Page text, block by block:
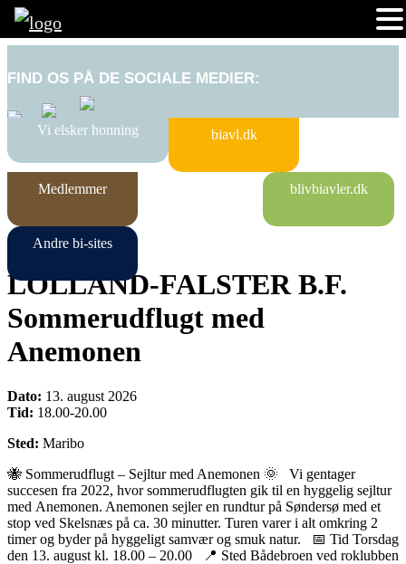
FIND OS PÅ DE SOCIALE MEDIER:
Vi elsker honning biavl.dk
Medlemmer blivbiavler.dk
Andre bi-sites
LOLLAND-FALSTER B.F.
Sommerudflugt med
Anemonen
Dato: 13. august 2026
Tid: 18.00-20.00
Sted: Maribo
🐝 Sommerudflugt – Sejltur med Anemonen 🌞 Vi gentager
succesen fra 2022, hvor sommerudflugten gik til en hyggelig sejltur
med Anemonen. Anemonen sejler en rundtur på Søndersø med et
stop ved Skelsnæs på ca. 30 minutter. Turen varer i alt omkring 2
timer og byder på hyggeligt samvær og smuk natur. 📅 Tid Torsdag
den 13. august kl. 18.00 – 20.00 📍 Sted Bådebroen ved roklubben